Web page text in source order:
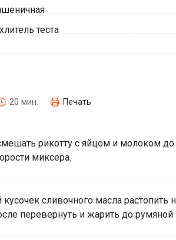
теста
20 мин. Печать
рикотту с яйцом и молоком до
миксера.
сливочного масла
перевернуть и жарить до румяной